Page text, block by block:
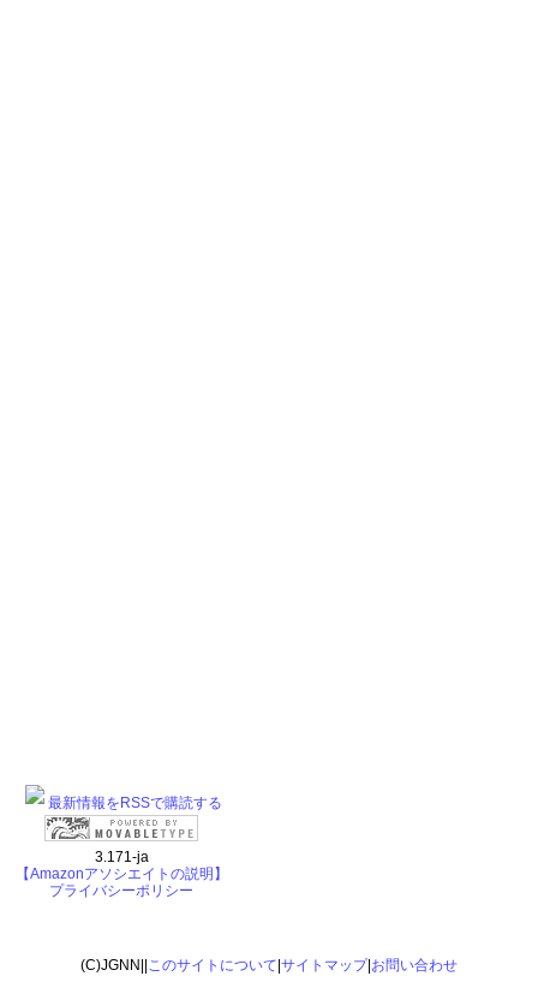
最新情報をRSSで購読する
3.171-ja
【Amazonアソシエイトの説明】
プライバシーポリシー
(C)JGNN|| このサイトについて サイトマップ| お問い合わせ